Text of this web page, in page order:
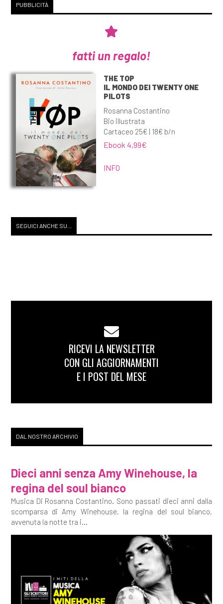
PUBBLICITÀ
fatti un regalo!
THE TOP
IL MONDO DEI TWENTY ONE
PILOTS
Rosanna Costantino
Bio illustrata
Cartaceo 25€ | 18€ b/n
Ebook 4,99€
INFO
SEGUICI ANCHE SU...
RICEVI LA NEWSLETTER
CON GLI AGGIORNAMENTI
E I POST DEL MESE
DAL NOSTRO ARCHIVIO
Dieci anni senza Amy Winehouse, la
regina del soul bianco
Musica Di Rosanna Costantino. Sono passati dieci anni dalla
scomparsa di Amy Winehouse, la regina del soul bianco,
avvenuta la notte tra i...